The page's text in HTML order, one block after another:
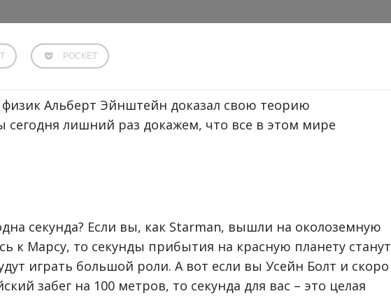
POCKET
физик Альберт Эйнштейн доказал свою теорию
сегодня лишний раз докажем, что все в этом мире
секунда? Если вы, как Starman, вышли на околоземную
к Марсу, то секунды прибытия на красную планету станут
играть большой роли. А вот если вы Усейн Болт и скоро
забег на 100 метров, то секунда для вас – это целая